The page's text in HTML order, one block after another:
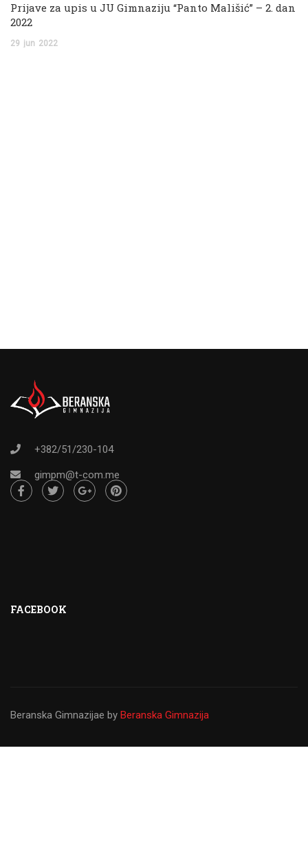
Prijave za upis u JU Gimnaziju “Panto Mališić” – 2. dan
2022
29 jun 2022
+382/51/230-104
gimpm@t-com.me
FACEBOOK
Beranska Gimnazijae by Beranska Gimnazija